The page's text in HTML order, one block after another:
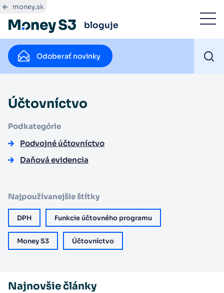
money.sk
bloguje
Odoberať novinky
Účtovníctvo
Podkategórie
Podvojné účtovníctvo
Daňová evidencia
Najpoužívanejšie štítky
DPH Funkcie účtovného programu
Money S3 Účtovníctvo
Najnovšie články